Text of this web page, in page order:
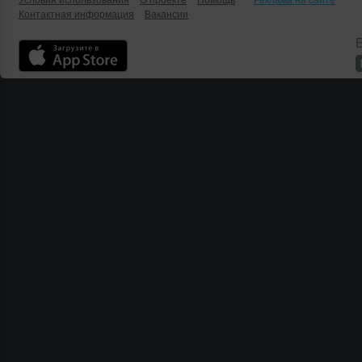
Контактная информация
Вакансии